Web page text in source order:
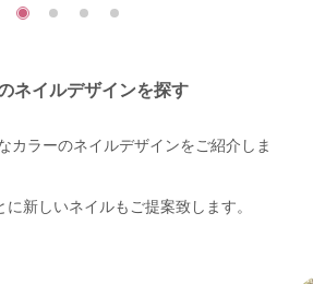
ネイルデザインを探す
カラーのネイルデザインをご紹介しま
新しいネイルもご提案致します。